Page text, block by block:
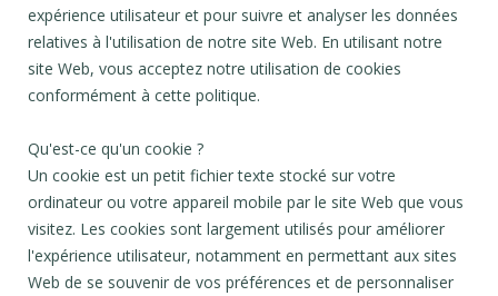
expérience utilisateur et pour suivre et analyser les données
relatives à l'utilisation de notre site Web. En utilisant notre
site Web, vous acceptez notre utilisation de cookies
conformément à cette politique.
Qu'est-ce qu'un cookie ?
Un cookie est un petit fichier texte stocké sur votre
ordinateur ou votre appareil mobile par le site Web que vous
visitez. Les cookies sont largement utilisés pour améliorer
l'expérience utilisateur, notamment en permettant aux sites
Web de se souvenir de vos préférences et de personnaliser